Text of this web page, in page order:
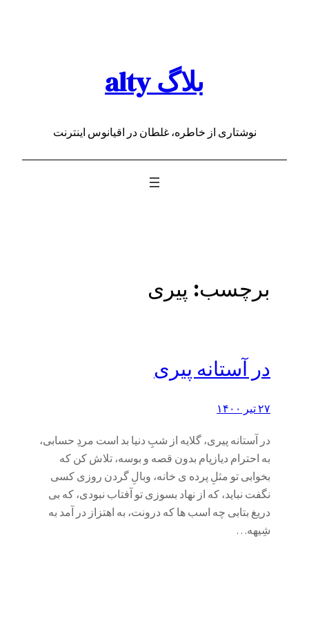
بلاگ alty
نوشتاری از خاطره، غلطان در اقیانوس اینترنت
برچسب: پیری
در آستانه پیری
۲۷ تیر ۱۴۰۰
در آستانه پیری، گلایه از شبِ دنیا بد است مردِ حسابی،
به احترام دیازپام بدون قصه و بوسه، تلاش کن که
بخوابی تو مثلِ پرده ی خانه، وبالِ گردن روزی کسی
نگفت نباید، که از نهاد بسوزی تو آفتاب نبودی، که بی
دریغ بتابی چه اسب ها که درونت، به اهتزاز در آمد به
شِیهه…